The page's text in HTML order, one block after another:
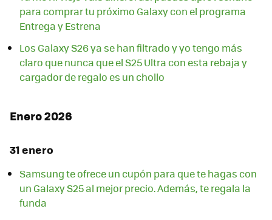
para comprar tu próximo Galaxy con el programa
Entrega y Estrena
Los Galaxy S26 ya se han filtrado y yo tengo más
claro que nunca que el S25 Ultra con esta rebaja y
cargador de regalo es un chollo
Enero 2026
31 enero
Samsung te ofrece un cupón para que te hagas con
un Galaxy S25 al mejor precio. Además, te regala la
funda